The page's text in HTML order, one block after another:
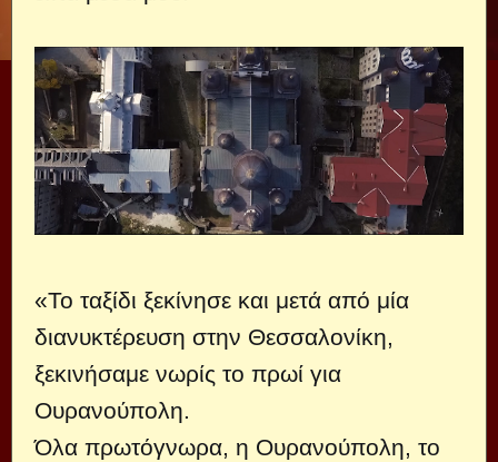
«Το ταξίδι ξεκίνησε και μετά από μία
διανυκτέρευση στην Θεσσαλονίκη,
ξεκινήσαμε νωρίς το πρωί για
Ουρανούπολη.
Όλα πρωτόγνωρα, η Ουρανούπολη, το